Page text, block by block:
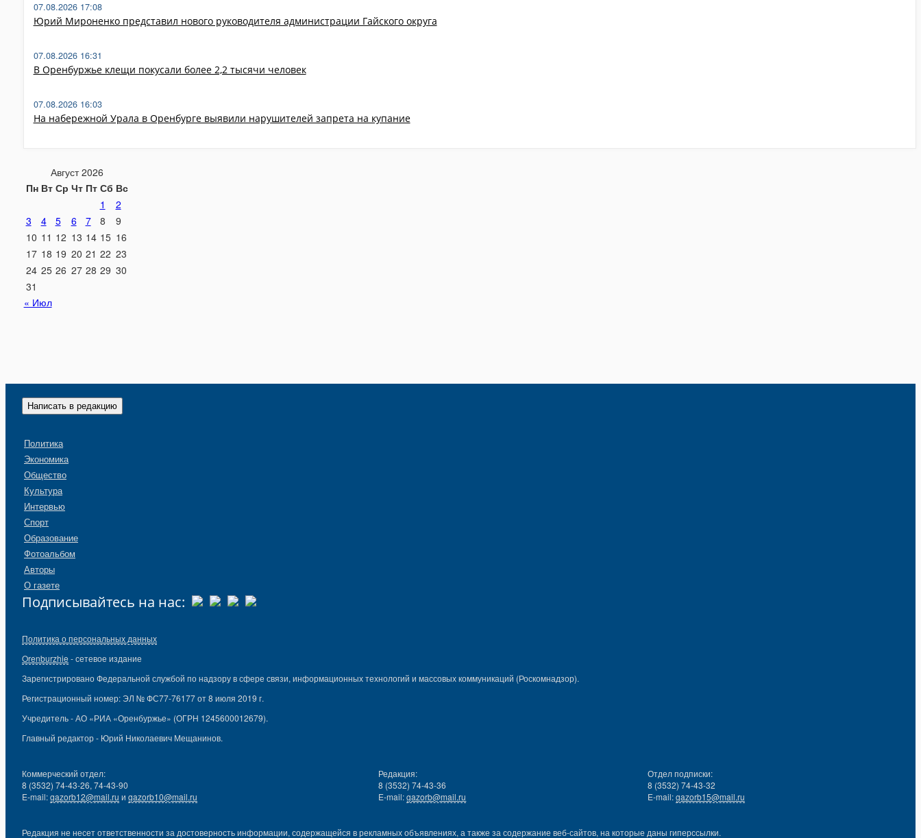
Юрий Мироненко представил нового руководителя администрации Гайского округа
07.08.2026 17:08
В Оренбуржье клещи покусали более 2,2 тысячи человек
07.08.2026 16:31
На набережной Урала в Оренбурге выявили нарушителей запрета на купание
07.08.2026 16:03
Август 2026
Пн Вт Ср Чт Пт Сб Вс
1
2
3
4 5 6 7 8
9
10 11 12 13 14 15 16
17 18 19 20 21 22 23
24 25 26 27 28 29 30
31
« Июл
Написать в редакцию
Политика
Экономика
Общество
Культура
Интервью
Спорт
Образование
Фотоальбом
Авторы
О газете
Подписывайтесь на нас:
Политика о персональных данных
Orenburzhie - сетевое издание
Зарегистрировано Федеральной службой по надзору в сфере связи, информационных технологий и массовых коммуникаций (Роскомнадзор).
Регистрационный номер: ЭЛ № ФС77-76177 от 8 июля 2019 г.
Учредитель - АО «РИА «Оренбуржье» (ОГРН 1245600012679).
Главный редактор - Юрий Николаевич Мещанинов.
Коммерческий отдел:
8 (3532) 74-43-26, 74-43-90
E-mail:gazorb12@mail.ru и gazorb10@mail.ru
Редакция:
8 (3532) 74-43-36
E-mail:gazorb@mail.ru
Отдел подписки:
8 (3532) 74-43-32
E-mail:gazorb15@mail.ru
Редакция не несет ответственности за достоверность информации, содержащейся в рекламных объявлениях, а также за содержание веб-сайтов, на которые даны гиперссылки.